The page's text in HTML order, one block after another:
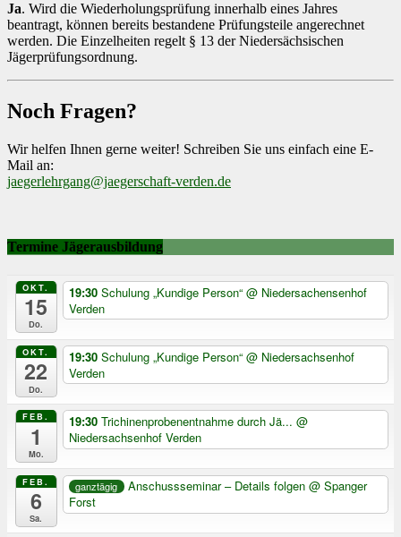
Ja. Wird die Wiederholungsprüfung innerhalb eines Jahres
beantragt, können bereits bestandene Prüfungsteile angerechnet
werden. Die Einzelheiten regelt § 13 der Niedersächsischen
Jägerprüfungsordnung.
Noch Fragen?
Wir helfen Ihnen gerne weiter! Schreiben Sie uns einfach eine E-
Mail an:
jaegerlehrgang@jaegerschaft-verden.de
Termine Jägerausbildung
OKT.
15
Do.
19:30 Schulung „Kundige Person“ @ Niedersachensenhof
Verden
OKT.
22
Do.
19:30 Schulung „Kundige Person“ @ Niedersachsenhof
Verden
FEB.
1
Mo.
19:30 Trichinenprobenentnahme durch Jä... @
Niedersachsenhof Verden
FEB.
6
Sa.
ganztägig Anschussseminar – Details folgen@ Spanger
Forst